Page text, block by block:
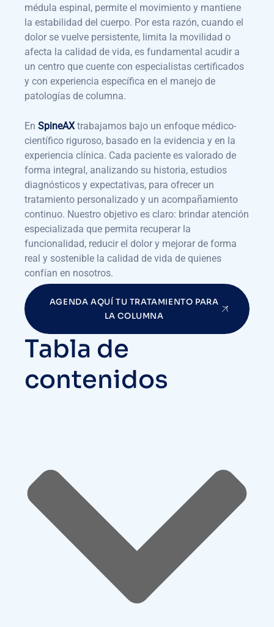
médula espinal, permite el movimiento y mantiene
la estabilidad del cuerpo. Por esta razón, cuando el
dolor se vuelve persistente, limita la movilidad o
afecta la calidad de vida, es fundamental acudir a
un centro que cuente con especialistas certificados
y con experiencia específica en el manejo de
patologías de columna.
En SpineAX trabajamos bajo un enfoque médico-
científico riguroso, basado en la evidencia y en la
experiencia clínica. Cada paciente es valorado de
forma integral, analizando su historia, estudios
diagnósticos y expectativas, para ofrecer un
tratamiento personalizado y un acompañamiento
continuo. Nuestro objetivo es claro: brindar atención
especializada que permita recuperar la
funcionalidad, reducir el dolor y mejorar de forma
real y sostenible la calidad de vida de quienes
confían en nosotros.
AGENDA AQUÍ TU TRATAMIENTO PARA
LA COLUMNA
Tabla de
contenidos